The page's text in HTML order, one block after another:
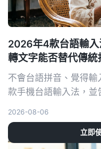
2026年4款台語輸
轉文字能否替代傳統
不會台語拼音、覺得
款手機台語輸入法，
說台語就轉成文字的使
2026-08-06
立即